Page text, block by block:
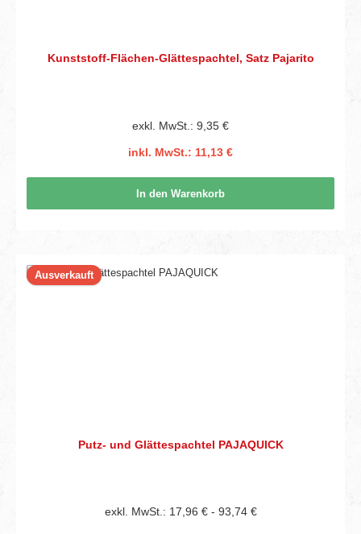
Kunststoff-Flächen-Glättespachtel, Satz Pajarito
exkl. MwSt.: 9,35 €
inkl. MwSt.: 11,13 €
In den Warenkorb
Ausverkauft
Putz- und Glättespachtel PAJAQUICK
exkl. MwSt.: 17,96 € - 93,74 €